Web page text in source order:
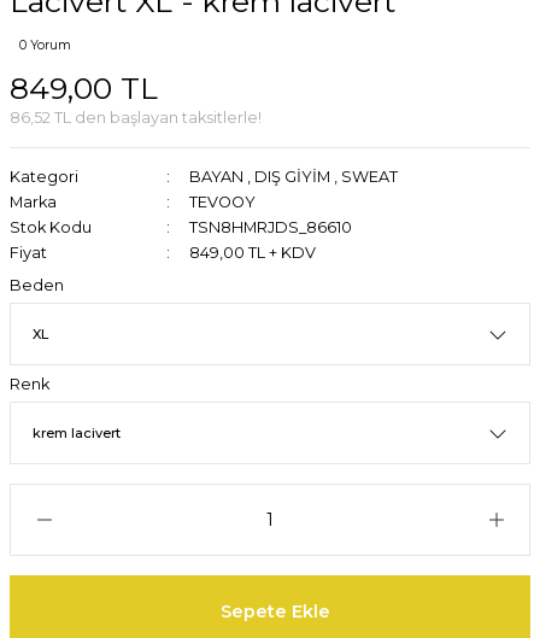
0 Yorum
849,00 TL
86,52 TL den başlayan taksitlerle!
Kategori BAYAN , DIŞ GİYİM , SWEAT
Marka
TEVOOY
Stok Kodu
TSN8HMRJDS_86610
Fiyat
849,00 TL + KDV
Beden
Renk
Sepete Ekle